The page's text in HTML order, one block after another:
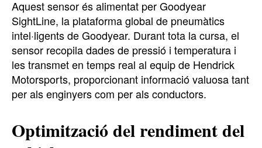
Aquest sensor és alimentat per Goodyear
SightLine, la plataforma global de pneumàtics
intel·ligents de Goodyear. Durant tota la cursa, el
sensor recopila dades de pressió i temperatura i
les transmet en temps real al equip de Hendrick
Motorsports, proporcionant informació valuosa tant
per als enginyers com per als conductors.
Optimització del rendiment del